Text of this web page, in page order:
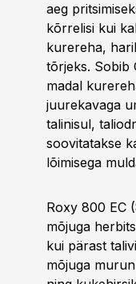
aeg
kõrrelisi kui
kurereha,
tõrjeks. Sobib
madal
juurekavaga
talinisul,
soovitatakse
lõimisega
Roxy 800 EC
mõjuga
kui pärast
mõjuga